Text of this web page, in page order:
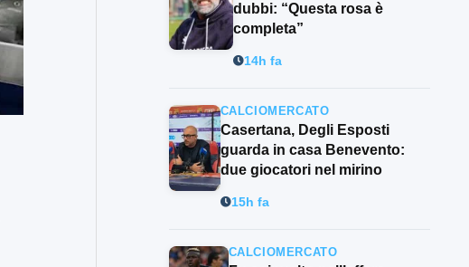
dubbi: “Questa rosa è
completa”
14h fa
CALCIOMERCATO
Casertana, Degli Esposti
guarda in casa Benevento:
due giocatori nel mirino
15h fa
CALCIOMERCATO